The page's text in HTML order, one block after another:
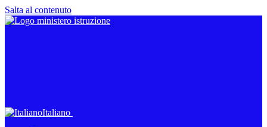
Salta al contenuto
Italiano